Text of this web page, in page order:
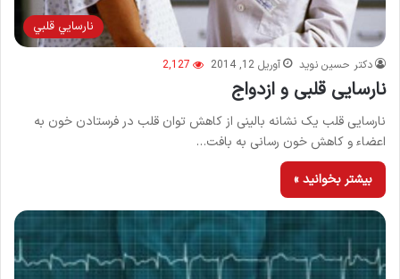
نارسايي قلبي
دکتر حسین نوید آوریل 12, 2014 2,127
نارسایی قلبی و ازدواج
نارسایی قلب یک نشانه بالینی از کاهش توان قلب در فرستادن خون به
اعضاء و کاهش خون رسانی به بافت…
بیشتر بخوانید »